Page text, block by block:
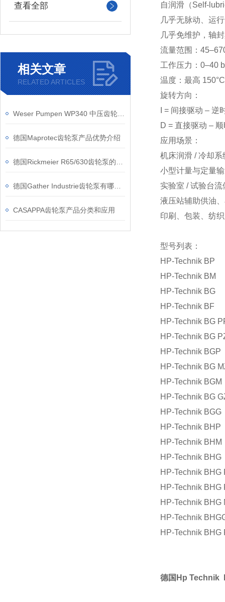
查看全部
相关文章
RELATED ARTICLES
德国Maprotec齿轮泵产品优势介绍
CASAPPA齿轮泵产品分类和应用
自润滑（Self-
几乎无脉动、运
几乎免维护，轴
流量范围：
工作压力：0–40
温度：最高
旋转方向：
I = 间接驱动 – 逆
D = 直接驱动 –
应用场景：
机床润滑 / 冷却系
小型计量与定量
实验室 / 试验台流
液压站辅助供油
印刷、包装、纺
型号列表：
HP-Technik BP
HP-Technik BM
HP-Technik BG
HP-Technik BF
HP-Technik BG
HP-Technik BG
HP-Technik BGP
HP-Technik BG
HP-Technik BGM
HP-Technik BG
HP-Technik BGG
HP-Technik BHP
HP-Technik BHM
HP-Technik BHG
HP-Technik BHG
HP-Technik BHG
HP-Technik BHG
HP-Technik
HP-Technik BHG
德国Hp Technik